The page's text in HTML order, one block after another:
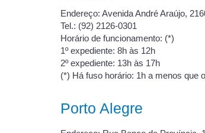
Endereço: Avenida André Araújo,
Tel.: (92) 2126-0301
Horário de funcionamento: (*)
1º expediente: 8h às 12h
2º expediente: 13h às 17h
(*) Há fuso horário: 1h a menos que
Porto Alegre